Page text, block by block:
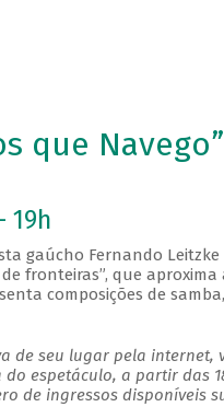
que Navego”
19h
gaúcho Fernando
fronteiras”, que
composições de
de seu lugar pela
espetáculo, a partir das
de ingressos disponíveis